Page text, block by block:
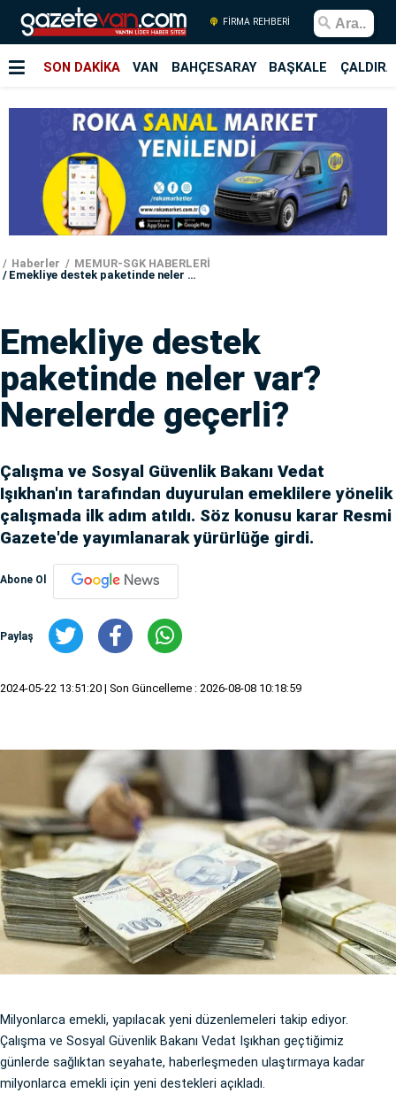
FİRMA REHBERİ
SON DAKİKA VAN BAHÇESARAY BAŞKALE
Haberler
MEMUR-SGK HABERLERİ
Emekliye destek paketinde neler var? Nerelerde geçerli?
Emekliye destek
paketinde neler var?
Nerelerde geçerli?
Çalışma ve Sosyal Güvenlik Bakanı Vedat
Işıkhan'ın tarafından duyurulan emeklilere yönelik
çalışmada ilk adım atıldı. Söz konusu karar Resmi
Gazete'de yayımlanarak yürürlüğe girdi.
Abone Ol
Paylaş
2024-05-22 13:51:20 | Son Güncelleme : 2026-08-08 10:18:59
Milyonlarca emekli, yapılacak yeni düzenlemeleri takip ediyor.
Çalışma ve Sosyal Güvenlik Bakanı Vedat Işıkhan geçtiğimiz
günlerde sağlıktan seyahate, haberleşmeden ulaştırmaya kadar
milyonlarca emekli için yeni destekleri açıkladı.